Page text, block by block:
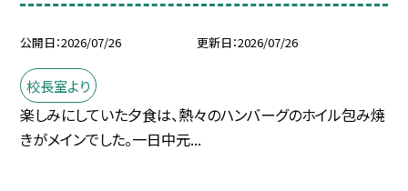
公開日 2026/07/26 更新日 2026/07/26
校長室より
楽しみにしていた夕食は、熱々のハンバーグのホイル包み焼
きがメインでした。一日中元...